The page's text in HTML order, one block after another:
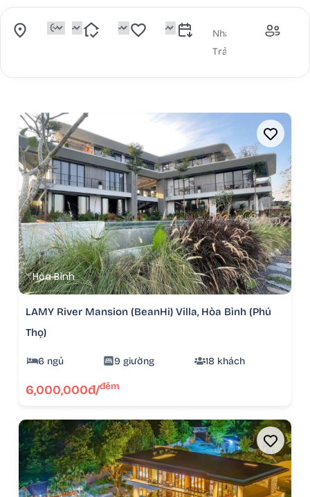
Hòa Bình
LAMY River Mansion (BeanHi) Villa, Hòa Bình (Phú
Thọ)
6 ngủ 9 giường 18 khách
6,000,000đ/đêm